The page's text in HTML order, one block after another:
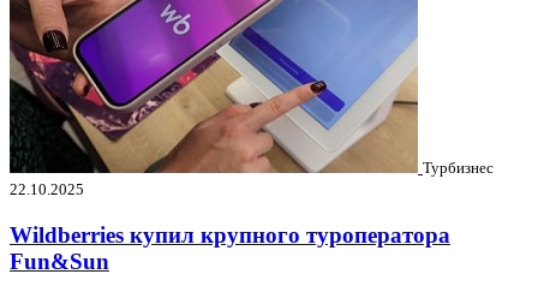
Турбизнес
22.10.2025
Wildberries купил крупного туроператора
Fun&Sun